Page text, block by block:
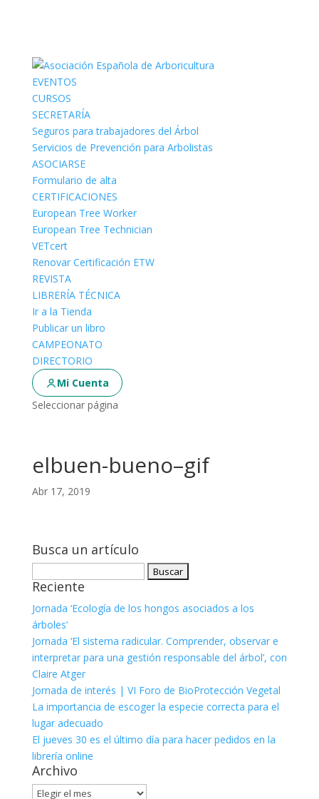
EVENTOS
CURSOS
SECRETARÍA
Seguros para trabajadores del Árbol
Servicios de Prevención para Arbolistas
ASOCIARSE
Formulario de alta
CERTIFICACIONES
European Tree Worker
European Tree Technician
VETcert
Renovar Certificación ETW
REVISTA
LIBRERÍA TÉCNICA
Ir a la Tienda
Publicar un libro
CAMPEONATO
DIRECTORIO
Mi Cuenta
Seleccionar página
elbuen-bueno–gif
Abr 17, 2019
Busca un artículo
Reciente
Jornada ‘Ecología de los hongos asociados a los
árboles’
Jornada ‘El sistema radicular. Comprender, observar e
interpretar para una gestión responsable del árbol’, con
Claire Atger
Jornada de interés | VI Foro de BioProtección Vegetal
La importancia de escoger la especie correcta para el
lugar adecuado
El jueves 30 es el último día para hacer pedidos en la
librería online
Archivo
Archivo